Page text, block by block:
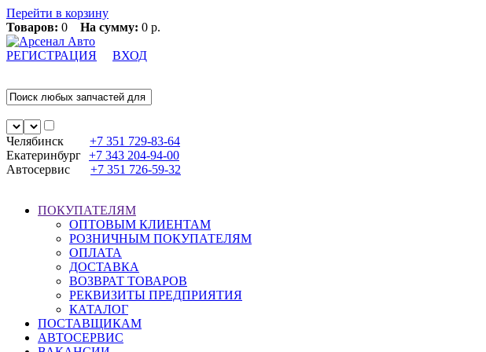
Перейти в корзину
Товаров: 0 На сумму: 0 р.
РЕГИСТРАЦИЯ ВХОД
Челябинск +7 351 729-83-64
Екатеринбург +7 343 204-94-00
Автосервис
+7 351 726-59-32
ПОКУПАТЕЛЯМ
ОПТОВЫМ КЛИЕНТАМ
РОЗНИЧНЫМ ПОКУПАТЕЛЯМ
ОПЛАТА
ДОСТАВКА
ВОЗВРАТ ТОВАРОВ
РЕКВИЗИТЫ ПРЕДПРИЯТИЯ
КАТАЛОГ
ПОСТАВЩИКАМ
АВТОСЕРВИС